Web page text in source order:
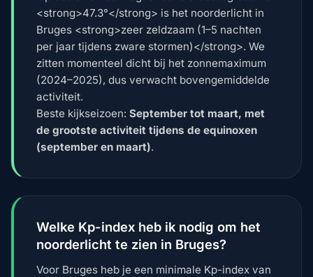
<strong>47.3°</strong> is het noorderlicht in
Bruges <strong>zeer zeldzaam (1–5 nachten
per jaar tijdens zware stormen)</strong>. We
zitten momenteel dicht bij het zonnemaximum
(2024–2025), dus verwacht bovengemiddelde
activiteit.
Beste kijkseizoen: September tot maart, met
de grootste activiteit tijdens de equinoxen
(september en maart).
Welke Kp-index heb ik nodig om het
noorderlicht te zien in Bruges?
Voor Bruges heb je een minimale Kp-index van